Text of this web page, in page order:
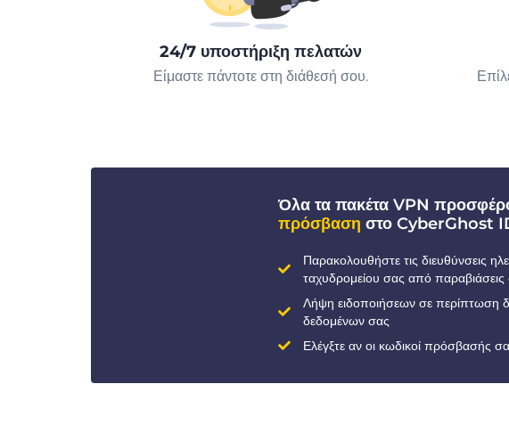
24/7 υποστήριξη πελατών
Είμαστε πάντοτε στη διάθεσή σου.
Όλα τα πακέτα VPN
πρόσβαση στο CyberGhost
Παρακολουθήστε τις διευθύνσεις
ταχυδρομείου σας από
Λήψη ειδοποιήσεων σε περίπτωση
δεδομένων σας
Ελέγξτε αν οι κωδικοί πρόσβασής